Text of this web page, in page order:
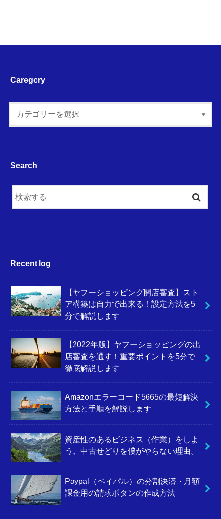
Caregory
Search
Recent log
【ヤフーショッピング開店審査】スト
ア構築は自力で出来る！設定方法を5
分で解説します
【2022年版】ヤフーショッピングの出
店審査を通す！重要ポイントを5分で
徹底解説します
Amazonエラーコード5665の最短解決
方法と手順を解説します
資産性のあるビジネス（作業）をしよ
う。中古せどりを僕がやらない理由。
Paypal（ペイパル）の分割決済・月額
課金用の請求ボタンの作成方法